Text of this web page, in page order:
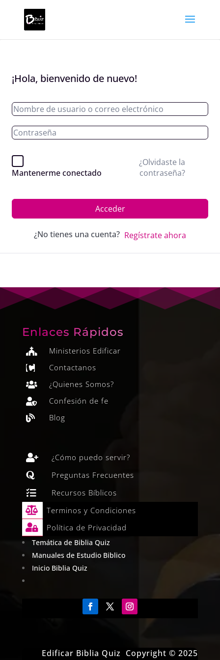
¡Hola, bienvenido de nuevo!
Mantenerme conectado
¿Olvidaste la
contraseña?
Acceder
¿No tienes una cuenta? Regístrate ahora
Enlaces Rápidos
 Ministerios Edificar
 Contactanos
 ¿Quienes Somos?
 Confesión de fe
 Blog
 ¿Cómo puedo servir?
 Preguntas Frecuentes
 Recursos Bíblicos
 Terminos y Condiciones
 Política de Privacidad
Temática de Biblia Quiz
Manuales de Estudio Biblico
Inicio Biblia Quiz
Edificar Biblia Quiz Copyright © 2025